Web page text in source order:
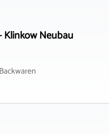
Klinkow Neubau